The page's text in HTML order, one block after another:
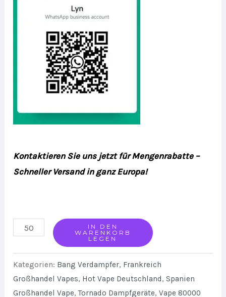
Kontaktieren Sie uns jetzt für Mengenrabatte –
Schneller Versand in ganz Europa!
Bang
Disposable
IN DEN
WARENKORB
LEGEN
Kategorien: Bang Verdampfer, Frankreich
Großhandel Vapes, Hot Vape Deutschland,Spanien
Großhandel Vape,Tornado Dampfgeräte,Vape 80000